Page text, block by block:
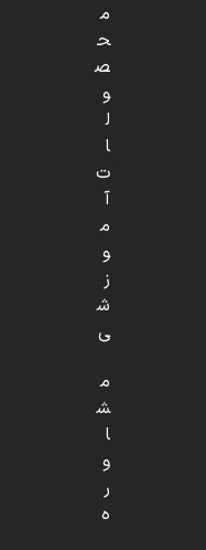
م
ح
ص
و
ل
ا
ت
آ
م
و
ز
ش
ی
م
ش
ا
و
ر
ه